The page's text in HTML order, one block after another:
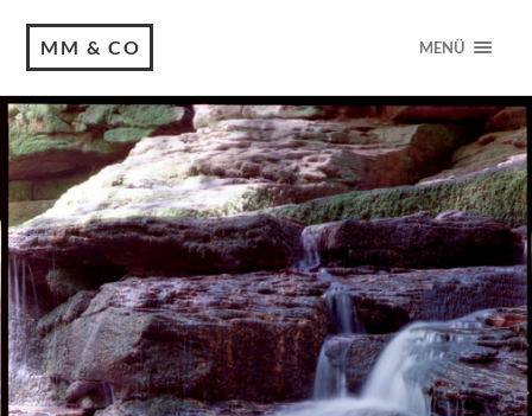
MM & CO MENÜ